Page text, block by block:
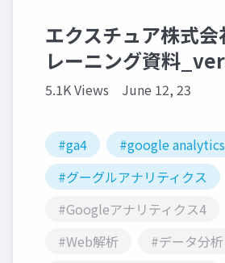
エクスチュア株式会
レーニング資料
5.1K Views June 12, 23
#ga4
#google analytics
#グーグルアナリティクス
#Googleアナリティクス4
#Web解析
#データ分析